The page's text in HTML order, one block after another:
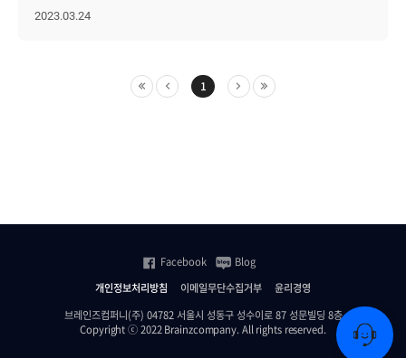
시간이 이어졌는데요. 룰렛 이벤트를 통해 여기저기서 터져 나오는
이벤트로 오랜만에 리프레시도 되고, 타팀들과 함께 룰렛 돌리기를
하면서 서로 얼굴 마주하고 인사도 가질 수 있는 시간이라 더 좋았어요.
1등이란 이득까지 생겨 기분 좋게 일할 수 있었습니다. 오늘 정말 기억에
"행여나 5만 원 권 상품권이 없을까 봐 점심을 먹고 바로 달려왔는데,
보람이 있었네요! 좋은 이벤트에 5만 원 상품권까지! 오늘 커피차 이벤트
덕분에, 의미 있는 하루를 보낼 수 있었습니다. 이 5만 원은 좋은 곳에
쓰겠습니다(웃음)." 이렇게 추가 1등 당첨자분들의 벅찬 소감도 들어볼
수 있었습니다. 이번 'CEO가 쏜다!' 이벤트를 통해 직원들에게 단순한
감사의 표시를 넘어서, 브레인즈 그룹의 핵심 가치 중 하나인 '행복하게
보내고 있습니다. (해외를 가지 않는 해에는 사측에서 제공하는 선물과
16일부터 20일까지 3박 5일 일정으로 전 직원이 베트남 다낭을
여행하고 왔는데요. 다낭 여행기, 함께 즐겨볼까요? --------------------------
도착! 숙소로 이동하기 전, 여분의 달러를 또 나눠주는 브레인즈는 정말
사랑입니다. 선근님의 플렉스는 여기서 끝이 아니었습니다……
숙소가 무려 5성급의 쉐라톤 그랜드 다낭 리조트!!!!!! 실내로 들어서기
전부터 브레인저들을 반겨주고, 들어서자마자 웰컴티와 현지 과일을
전달받았어요. 쉐라톤 그랜드 다낭 리조트는 다낭 최대 규모의
인피니티 풀을 갖춘 곳으로 유명한데요. 어마어마한 길이의 수영장과
2023.03.24
1
개인정보처리방침 이메일무단수집거부
윤리경영
브레인즈컴퍼니(주) 04782 서울시 성동구 성수이로 87 성문빌딩 8층
Copyright ⓒ 2022 Brainzcompany. All rights reserved.
Facebook Blog